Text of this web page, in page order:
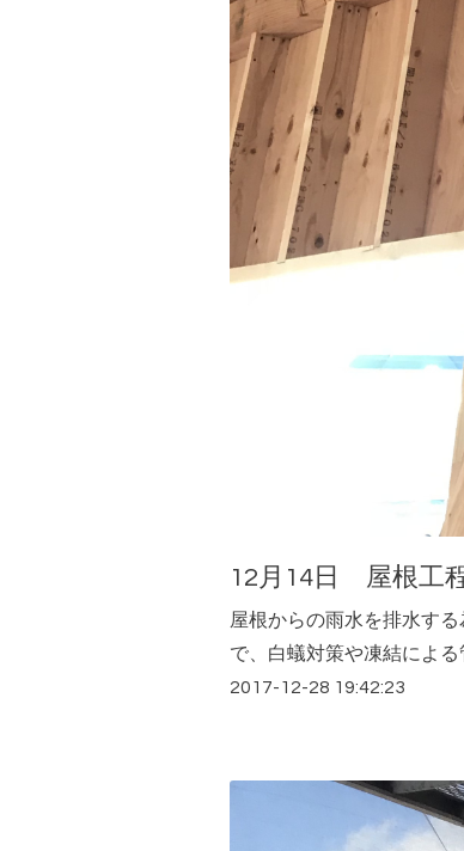
12月14日 屋根工
屋根からの雨水を排水す
で、白蟻対策や凍結によ
2017-12-28 19:42:23